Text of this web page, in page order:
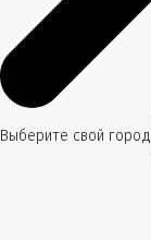
Выберите свой город